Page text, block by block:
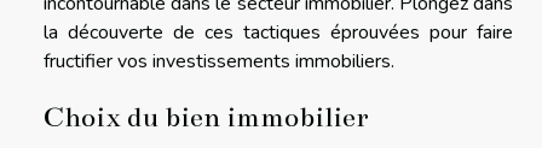
la découverte de ces tactiques éprouvées pour faire
fructifier vos investissements immobiliers.
Choix du bien immobilier